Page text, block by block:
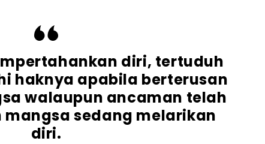
diri, tertuduh
haknya apabila berterusan
walaupun ancaman telah
sedang melarikan
diri.